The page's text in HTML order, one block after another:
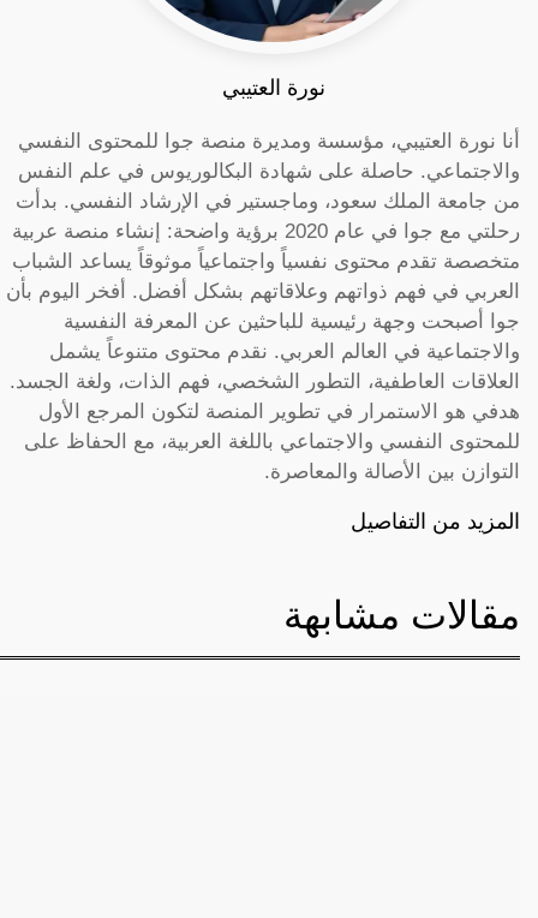
نورة العتيبي
أنا نورة العتيبي، مؤسسة ومديرة منصة جوا للمحتوى النفسي
والاجتماعي. حاصلة على شهادة البكالوريوس في علم النفس
من جامعة الملك سعود، وماجستير في الإرشاد النفسي. بدأت
رحلتي مع جوا في عام 2020 برؤية واضحة: إنشاء منصة عربية
متخصصة تقدم محتوى نفسياً واجتماعياً موثوقاً يساعد الشباب
العربي في فهم ذواتهم وعلاقاتهم بشكل أفضل. أفخر اليوم بأن
جوا أصبحت وجهة رئيسية للباحثين عن المعرفة النفسية
والاجتماعية في العالم العربي. نقدم محتوى متنوعاً يشمل
العلاقات العاطفية، التطور الشخصي، فهم الذات، ولغة الجسد.
هدفي هو الاستمرار في تطوير المنصة لتكون المرجع الأول
للمحتوى النفسي والاجتماعي باللغة العربية، مع الحفاظ على
التوازن بين الأصالة والمعاصرة.
المزيد من التفاصيل
مقالات مشابهة